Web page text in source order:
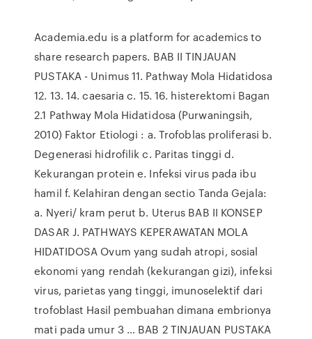
Academia.edu is a platform for academics to
share research papers. BAB II TINJAUAN
PUSTAKA - Unimus 11. Pathway Mola Hidatidosa
12. 13. 14. caesaria c. 15. 16. histerektomi Bagan
2.1 Pathway Mola Hidatidosa (Purwaningsih,
2010) Faktor Etiologi : a. Trofoblas proliferasi b.
Degenerasi hidrofilik c. Paritas tinggi d.
Kekurangan protein e. Infeksi virus pada ibu
hamil f. Kelahiran dengan sectio Tanda Gejala:
a. Nyeri/ kram perut b. Uterus BAB II KONSEP
DASAR J. PATHWAYS KEPERAWATAN MOLA
HIDATIDOSA Ovum yang sudah atropi, sosial
ekonomi yang rendah (kekurangan gizi), infeksi
virus, parietas yang tinggi, imunoselektif dari
trofoblast Hasil pembuahan dimana embrionya
mati pada umur 3 … BAB 2 TINJAUAN PUSTAKA